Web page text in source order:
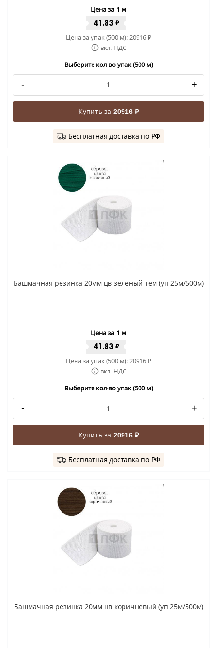
Цена за 1 м
41.83 ₽
Цена за упак (500 м):20916₽
вкл. НДС
Выберите кол-во упак (500 м)
- +
Купить за 20916 ₽
Бесплатная доставка по РФ
Башмачная резинка 20мм цв зеленый тем (уп 25м/500м)
Цена за 1 м
41.83 ₽
Цена за упак (500 м):20916₽
вкл. НДС
Выберите кол-во упак (500 м)
- +
Купить за 20916 ₽
Бесплатная доставка по РФ
Башмачная резинка 20мм цв коричневый (уп 25м/500м)